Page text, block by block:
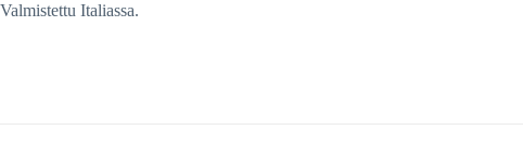
Valmistettu Italiassa.